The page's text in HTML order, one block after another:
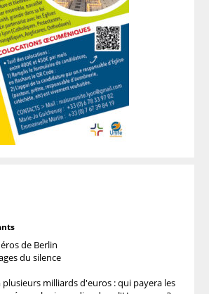
de Berlin
du silence
plusieurs milliards d'euros : qui payera les